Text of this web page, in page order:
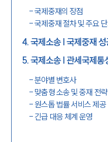
-국제중재의 장점
-국제중재 절차 및 주요
4.국제소송 | 국제중재
5.국제소송 | 관세국제통
-분야별 변호사
- 맞춤형 소송 및 중재 전
- 원스톱 법률 서비스 제공
- 긴급 대응 체계 운영